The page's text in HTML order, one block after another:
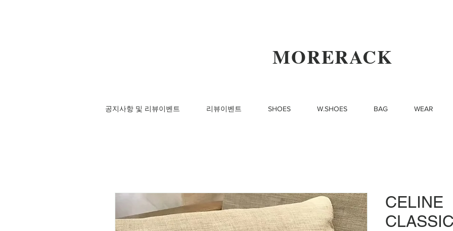
MORERACK
공지사항 및 리뷰이벤트 리뷰이벤트 SHOES W.SHOES BAG WEAR
CELINE